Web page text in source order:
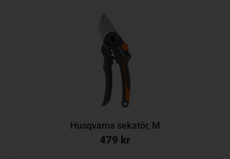
Husqvarna sekatör, M
479 kr